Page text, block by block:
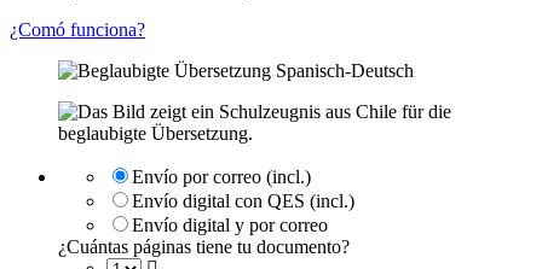
¿Comó funciona?
Envío por correo (incl.)
Envío digital con QES (incl.)
Envío digital y por correo
¿Cuántas páginas tiene tu documento?